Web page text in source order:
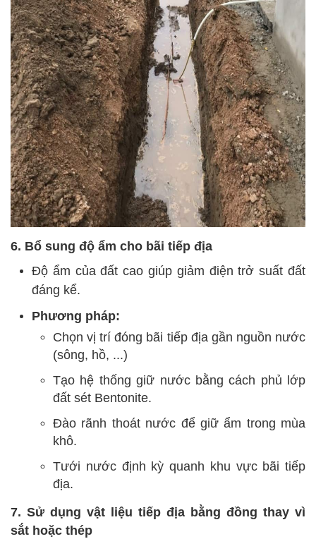
6. Bổ sung độ ẩm cho bãi tiếp địa
Độ ẩm của đất cao giúp giảm điện trở suất đất
đáng kể.
Phương pháp:
Chọn vị trí đóng bãi tiếp địa gần nguồn nước
(sông, hồ, ...)
Tạo hệ thống giữ nước bằng cách phủ lớp
đất sét Bentonite.
Đào rãnh thoát nước để giữ ẩm trong mùa
khô.
Tưới nước định kỳ quanh khu vực bãi tiếp
địa.
7. Sử dụng vật liệu tiếp địa bằng đồng thay vì
sắt hoặc thép